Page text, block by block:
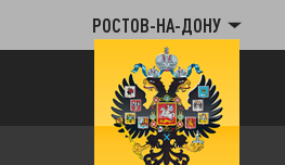
РОСТОВ-НА-ДОНУ